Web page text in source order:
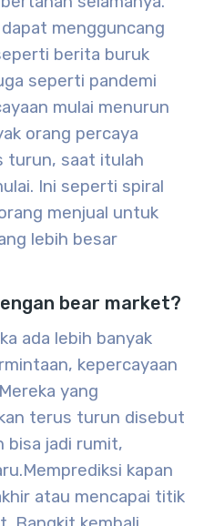
mengguncang
berita buruk
seperti pandemi
mulai menurun
orang percaya
turun, saat itulah
Ini seperti spiral
menjual untuk
lebih besar
bear market?
ada lebih banyak
kepercayaan
yang
terus turun disebut
bisa jadi rumit,
Memprediksi kapan
atau mencapai titik